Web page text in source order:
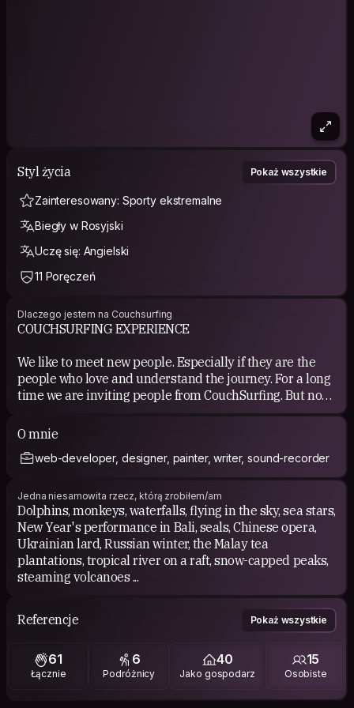
Styl życia Pokaż wszystkie
Zainteresowany: Sporty ekstremalne
Biegły w Rosyjski
Uczę się: Angielski
11 Poręczeń
Dlaczego jestem na Couchsurfing
COUCHSURFING EXPERIENCE
We like to meet new people. Especially if they are the
people who love and understand the journey. For a long
time we are inviting people from CouchSurfing. But now
O mnie
web-developer, designer, painter, writer, sound-recorder
Jedna niesamowita rzecz, którą zrobiłem/am
Dolphins, monkeys, waterfalls, flying in the sky, sea stars,
New Year's performance in Bali, seals, Chinese opera,
Ukrainian lard, Russian winter, the Malay tea
plantations, tropical river on a raft, snow-capped peaks,
steaming volcanoes ...
Referencje Pokaż wszystkie
61
Łącznie
6
Podróżnicy
40
Jako gospodarz
15
Osobiste